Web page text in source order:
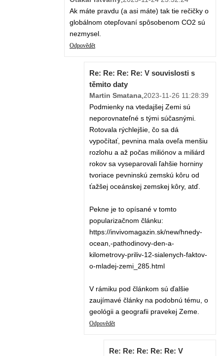
Ak máte pravdu (a asi máte) tak tie rečičky o
globálnom otepľovaní spôsobenom CO2 sú
nezmysel.
Odpovědět
Re: Re: Re: Re: V souvislosti s
těmito daty
Martin Smatana 2023-11-26 11:28:39
Podmienky na vtedajšej Zemi sú
neporovnateľné s tými súčasnými.
Rotovala rýchlejšie, čo sa dá
vypočítať, pevnina mala oveľa menšiu
rozlohu a až počas miliónov a miliárd
rokov sa vyseparovali ľahšie horniny
tvoriace pevninskú zemskú kôru od
ťažšej oceánskej zemskej kôry, atď.
Pekne je to opísané v tomto
popularizačnom článku:
https://invivomagazin.sk/new/hnedy-
ocean,-pathodinovy-den-a-
kilometrovy-priliv-12-sialenych-faktov-
o-mladej-zemi_285.html
V rámiku pod článkom sú ďalšie
zaujímavé články na podobnú tému, o
geológii a geografii pravekej Zeme.
Odpovědět
Re: Re: Re: Re: Re: V